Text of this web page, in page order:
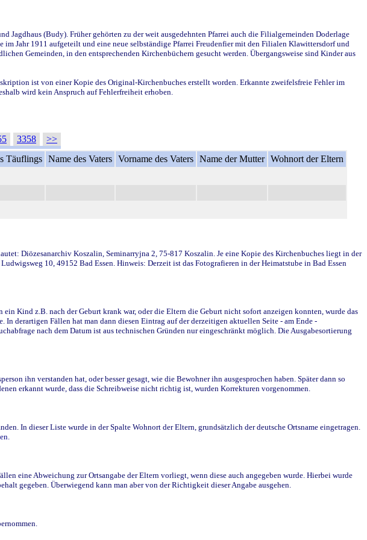
(Budy). Früher gehörten zu der weit ausgedehnten Pfarrei auch die Filialgemeinden Doderlage
Jahr 1911 aufgeteilt und eine neue selbständige Pfarrei Freudenfier mit den Filialen Klawittersdorf und
Gemeinden, in den entsprechenden Kirchenbüchern gesucht werden. Übergangsweise sind Kinder aus
ist von einer Kopie des Original-Kirchenbuches erstellt worden. Erkannte zweifelsfreie Fehler im
wird kein Anspruch auf Fehlerfreiheit erhoben.
3358
>>
Täuflings Name des Vaters Vorname des Vaters Name der Mutter Wohnort der Eltern
Diözesanarchiv Koszalin, Seminarryjna 2, 75-817 Koszalin. Je eine Kopie des Kirchenbuches liegt in der
10, 49152 Bad Essen. Hinweis: Derzeit ist das Fotografieren in der Heimatstube in Bad Essen
Kind z.B. nach der Geburt krank war, oder die Eltern die Geburt nicht sofort anzeigen konnten, wurde das
derartigen Fällen hat man dann diesen Eintrag auf der derzeitigen aktuellen Seite - am Ende -
nach dem Datum ist aus technischen Gründen nur eingeschränkt möglich. Die Ausgabesortierung
ihn verstanden hat, oder besser gesagt, wie die Bewohner ihn ausgesprochen haben. Später dann so
erkannt wurde, dass die Schreibweise nicht richtig ist, wurden Korrekturen vorgenommen.
In dieser Liste wurde in der Spalte Wohnort der Eltern, grundsätzlich der deutsche Ortsname eingetragen.
eine Abweichung zur Ortsangabe der Eltern vorliegt, wenn diese auch angegeben wurde. Hierbei wurde
gegeben. Überwiegend kann man aber von der Richtigkeit dieser Angabe ausgehen.